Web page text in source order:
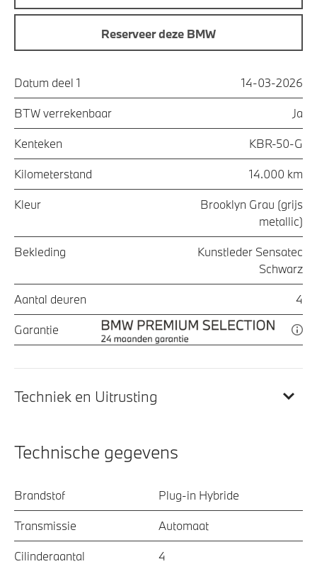
Reserveer deze BMW
Datum deel 1 14-03-2026
BTW verrekenbaar Ja
Kenteken KBR-50-G
Kilometerstand 14.000 km
Kleur
Brooklyn Grau (grijs
metallic)
Bekleding
Kunstleder Sensatec
Schwarz
Aantal deuren 4
Garantie
Techniek en Uitrusting
Technische gegevens
Brandstof Plug-in Hybride
Transmissie Automaat
Cilinderaantal 4